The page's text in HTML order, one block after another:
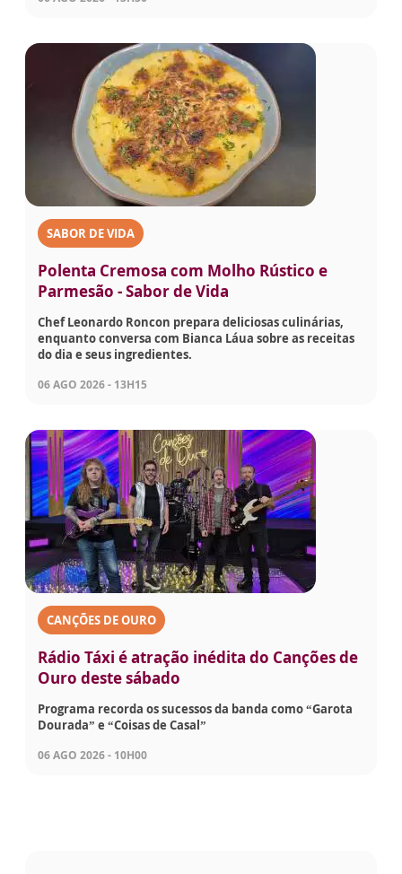
SABOR DE VIDA
Polenta Cremosa com Molho Rústico e
Parmesão - Sabor de Vida
Chef Leonardo Roncon prepara deliciosas culinárias,
enquanto conversa com Bianca Láua sobre as receitas
do dia e seus ingredientes.
06 AGO 2026 - 13H15
CANÇÕES DE OURO
Rádio Táxi é atração inédita do Canções de
Ouro deste sábado
Programa recorda os sucessos da banda como “Garota
Dourada” e “Coisas de Casal”
06 AGO 2026 - 10H00